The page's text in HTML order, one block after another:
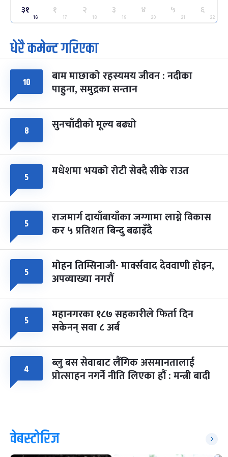
२५
मंगल
ग्याल्पो ल्होसार
फाल्गुन २५, २०८३ Mar 9, 2027
७ महिना बाँकी
७
आइत
पूर्णिमा व्रत
चैत्र ७, २०८३-Mar 21, 2027
८ फागुपूर्णिमा
चैत्र ८, २०८३-Mar 22, 2027
७ महिना बाँकी
३१
16
१
17
२
18
३
19
४
20
५
21
६
22
धेरै कमेन्ट गरिएका
१० बाम माछाको रहस्यमय जीवन : नदीका
पाहुना, समुद्रका सन्तान
८ सुनचाँदीको मूल्य बढ्यो
५ मधेशमा भयको रोटी सेक्दै सीके राउत
५ राजमार्ग दायाँबायाँका जग्गामा लाग्ने विकास
कर ५ प्रतिशत बिन्दु बढाइँदै
५ मोहन तिम्सिनाजी- मार्क्सवाद देववाणी होइन,
अपव्याख्या नगरौं
५ महानगरका १८७ सहकारीले फिर्ता दिन
सकेनन् सवा ८ अर्ब
४ ब्लु बस सेवाबाट लैंगिक असमानतालाई
प्रोत्साहन नगर्ने नीति लिएका हौं : मन्त्री बादी
वेबस्टोरिज